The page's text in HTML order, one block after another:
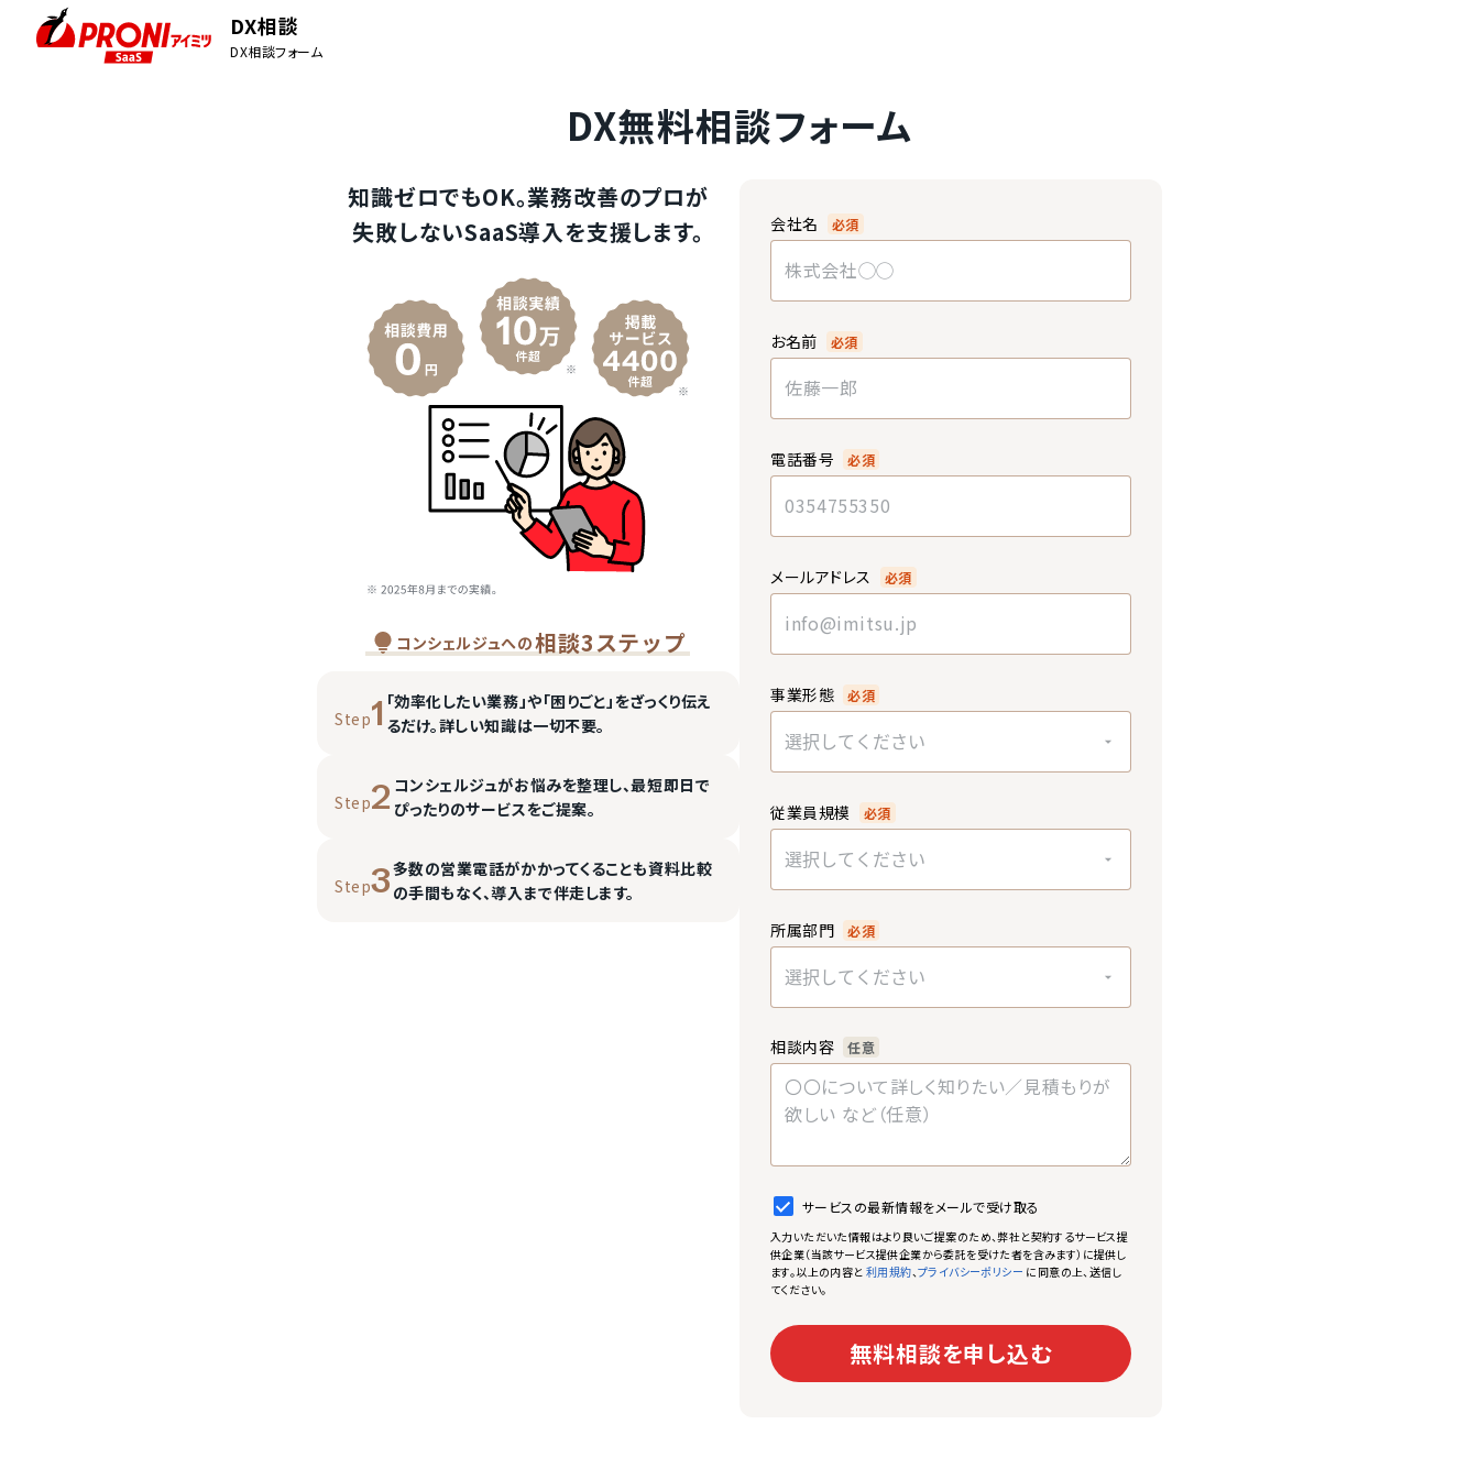
DX相談
DX相談フォーム
DX無料相談フォーム
知識ゼロでもOK。業務改善のプロが
失敗しないSaaS導入を支援します。
コンシェルジュへの相談3ステップ
Step1 「効率化したい業務」や「困りごと」をざっくり伝え
るだけ。詳しい知識は一切不要。
Step2 コンシェルジュがお悩みを整理し、最短即日で
ぴったりのサービスをご提案。
Step3多数の営業電話がかかってくることも資料比較
の手間もなく、導入まで伴走します。
会社名 必須
お名前 必須
電話番号 必須
メールアドレス 必須
事業形態 必須
選択してください
従業員規模 必須
選択してください
所属部門 必須
選択してください
相談内容 任意
サービスの最新情報をメールで受け取る
入力いただいた情報はより良いご提案のため、弊社と契約するサービス提
供企業（当該サービス提供企業から委託を受けた者を含みます）に提供し
ます。以上の内容と利用規約、プライバシーポリシー に同意の上、送信し
てください。
無料相談を申し込む